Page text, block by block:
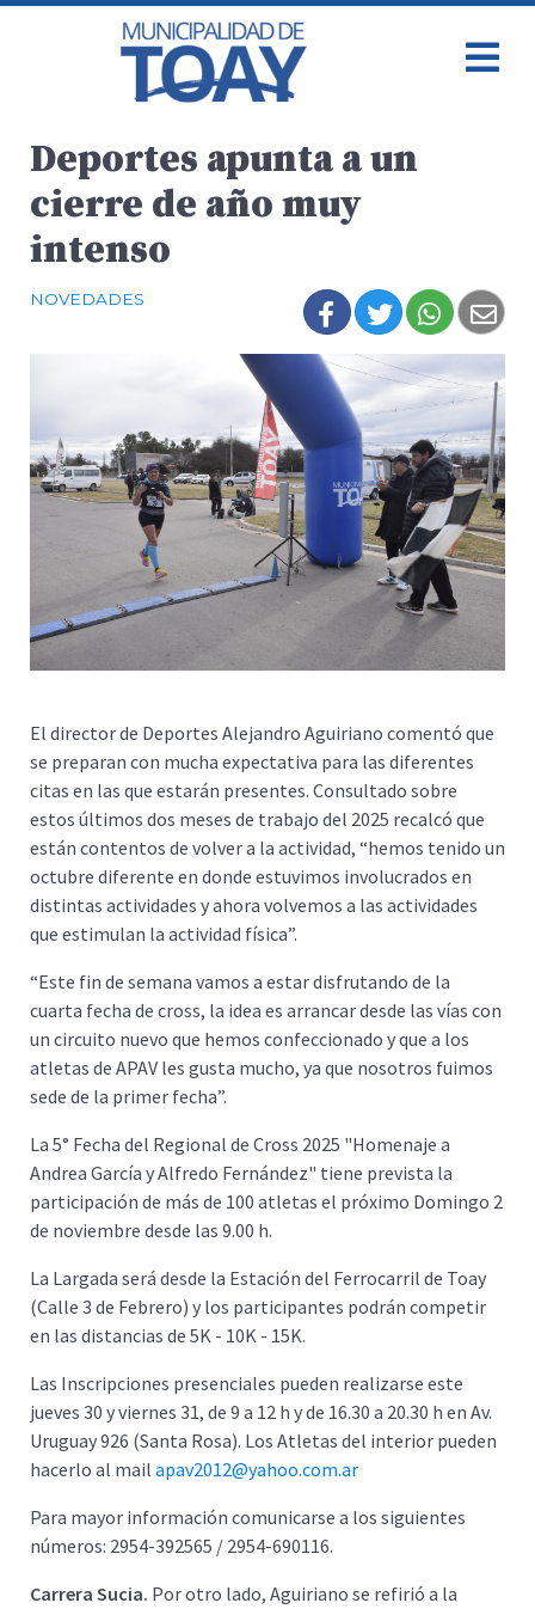
Deportes apunta a un
cierre de año muy
intenso
NOVEDADES
El director de Deportes Alejandro Aguiriano comentó que
se preparan con mucha expectativa para las diferentes
citas en las que estarán presentes. Consultado sobre
estos últimos dos meses de trabajo del 2025 recalcó que
están contentos de volver a la actividad, “hemos tenido un
octubre diferente en donde estuvimos involucrados en
distintas actividades y ahora volvemos a las actividades
que estimulan la actividad física”.
“Este fin de semana vamos a estar disfrutando de la
cuarta fecha de cross, la idea es arrancar desde las vías con
un circuito nuevo que hemos confeccionado y que a los
atletas de APAV les gusta mucho, ya que nosotros fuimos
sede de la primer fecha”.
La 5° Fecha del Regional de Cross 2025 "Homenaje a
Andrea García y Alfredo Fernández" tiene prevista la
participación de más de 100 atletas el próximo Domingo 2
de noviembre desde las 9.00 h.
La Largada será desde la Estación del Ferrocarril de Toay
(Calle 3 de Febrero) y los participantes podrán competir
en las distancias de 5K - 10K - 15K.
Las Inscripciones presenciales pueden realizarse este
jueves 30 y viernes 31, de 9 a 12 h y de 16.30 a 20.30 h en Av.
Uruguay 926 (Santa Rosa). Los Atletas del interior pueden
hacerlo al mail apav2012@yahoo.com.ar
Para mayor información comunicarse a los siguientes
números: 2954-392565 / 2954-690116.
Carrera Sucia. Por otro lado, Aguiriano se refirió a la